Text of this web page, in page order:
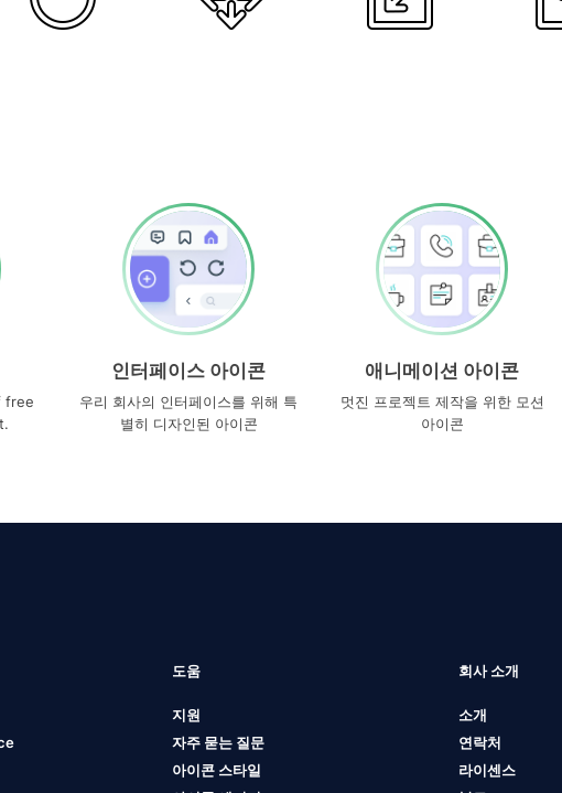
free
인터페이스 아이콘
우리 회사의 인터페이스를 위해 특
별히 디자인된 아이콘
애니메이션 아이콘
멋진 프로젝트 제작을 위한 모션
아이콘
도움
지원
자주 묻는 질문
아이콘 스타일
회사 소개
소개
연락처
라이센스